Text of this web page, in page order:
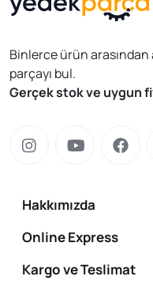
Binlerce ürün arasından
parçayı bul.
Gerçek stok ve uygun
Hakkımızda
Online Express
Kargo ve Teslimat